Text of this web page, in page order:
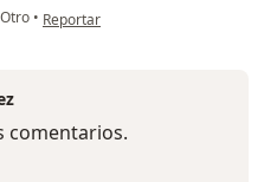
Otro • en opinión del usuario Lucia
Reportar
comentarios.